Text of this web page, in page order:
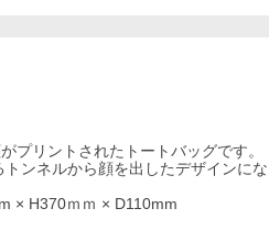
プリントされたトートバッグです。
ンネルから顔を出したデザインにな
× H370ｍｍ × D110mm